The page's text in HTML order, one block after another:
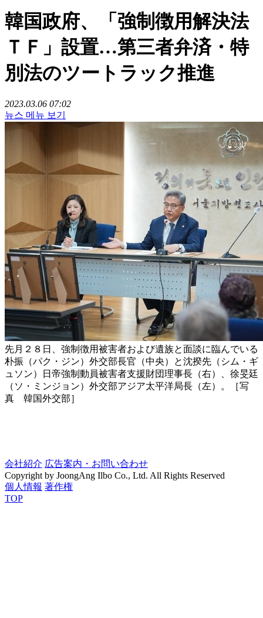
韓国政府、「強制徴用解決法
ＴＦ」設置…第三者弁済・特
別法のツートラック推進
2023.03.06 07:02
뉴스 메뉴 보기
先月２８日、強制徴用被害者および遺族と面談に臨んでいる
朴振（パク・ジン）外交部長官（中央）と沈揆先（シム・ギ
ュソン）日帝強制動員被害者支援財団理事長（右）、徐旻廷
（ソ・ミンジョン）外交部アジア太平洋局長（左）。［写
真 韓国外交部］
会社紹介 広告案内・お問い合わせ
Copyright by JoongAng Ilbo Co., Ltd. All Rights Reserved
個人情報 著作権
TOP